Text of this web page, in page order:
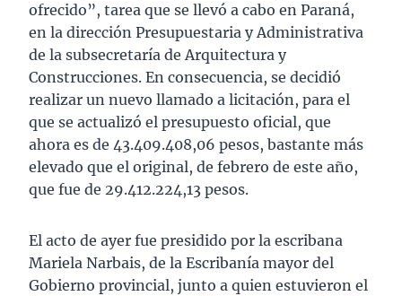
ofrecido”, tarea que se llevó a cabo en Paraná,
en la dirección Presupuestaria y Administrativa
de la subsecretaría de Arquitectura y
Construcciones. En consecuencia, se decidió
realizar un nuevo llamado a licitación, para el
que se actualizó el presupuesto oficial, que
ahora es de 43.409.408,06 pesos, bastante más
elevado que el original, de febrero de este año,
que fue de 29.412.224,13 pesos.
El acto de ayer fue presidido por la escribana
Mariela Narbais, de la Escribanía mayor del
Gobierno provincial, junto a quien estuvieron el